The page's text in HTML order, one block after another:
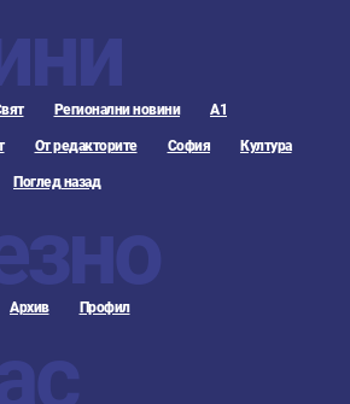
Регионални новини А1
От редакторите София Култура
Поглед назад
Архив Профил